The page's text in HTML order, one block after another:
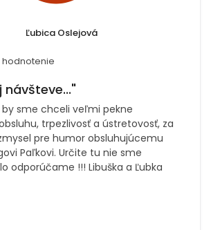
Ľubica Oslejová
návšteve..."
sme chceli veľmi pekne
trpezlivosť a ústretovosť, za
pre humor obsluhujúcemu
Paľkovi. Určite tu nie sme
odporúčame !!! Libuška a Ľubka